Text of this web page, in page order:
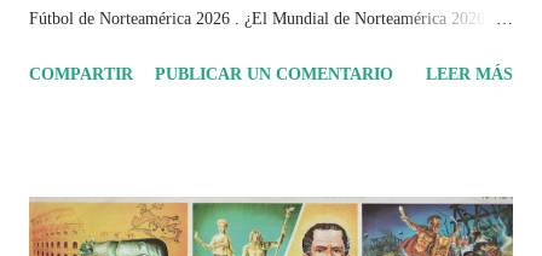
Fútbol de Norteamérica 2026 . ¿El Mundial de Norteamérica 2026 ha
el recorrido de cada selección con infografías inspiradas en la
2026 ¿Un punto de quiebre?" Este especial de Pancracio Deportivo no
COMPARTIR PUBLICAR UN COMENTARIO LEER MÁS